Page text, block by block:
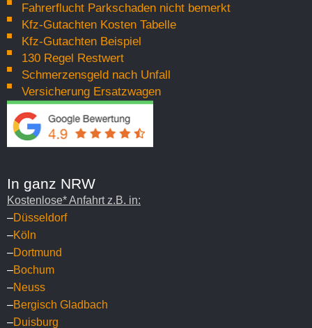
Fahrerflucht Parkschaden nicht bemerkt
Kfz-Gutachten Kosten Tabelle
Kfz-Gutachten Beispiel
130 Regel Restwert
Schmerzensgeld nach Unfall
Versicherung Ersatzwagen
In ganz NRW
Kostenlose* Anfahrt z.B. in:
–Düsseldorf
–Köln
–Dortmund
–Bochum
–Neuss
–Bergisch Gladbach
–Duisburg